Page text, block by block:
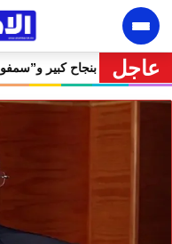
عاجل
إفران الدولي يختتم دورته